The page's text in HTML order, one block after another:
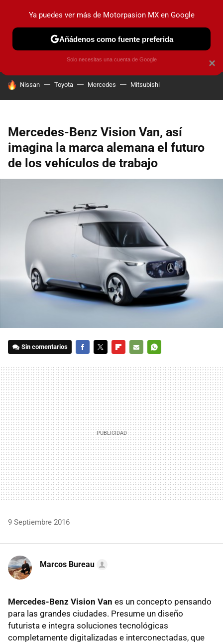
PRUEBAS INDUSTRIA HOY NO CIRCULA
HOY SE HABLA DE
Nissan Toyota Mercedes Mitsubishi
Mercedes-Benz Vision Van, así
imagina la marca alemana el futuro
de los vehículos de trabajo
Sin comentarios
MAIL
9 Septiembre 2016
Marcos Bureau
Mercedes-Benz Vision Van es un concepto pensando
para las grandes ciudades. Presume un diseño
futurista e integra soluciones tecnológicas
completamente digitalizadas e interconectadas, que
×
Ya puedes ver más de Motorpasion MX en Google
Añádenos como fuente preferida
Solo necesitas una cuenta de Google